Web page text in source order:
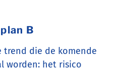
B
trend die de komende
worden: het risico